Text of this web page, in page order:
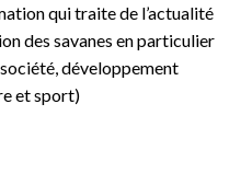
qui traite de l’actualité
des savanes en particulier
développement
et sport)